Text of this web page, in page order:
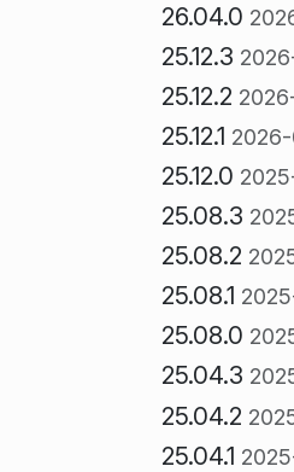
26.04.0
25.12.3
25.12.2
25.12.1
25.12.0
25.08.3
25.08.2
25.08.1
25.08.0
25.04.3
25.04.2
25.04.1